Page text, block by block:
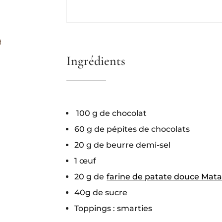
Ingrédients
100 g de chocolat
60 g de pépites de chocolats
20 g de beurre demi-sel
1 œuf
20 g de farine de patate douce
40g de sucre
Toppings : smarties